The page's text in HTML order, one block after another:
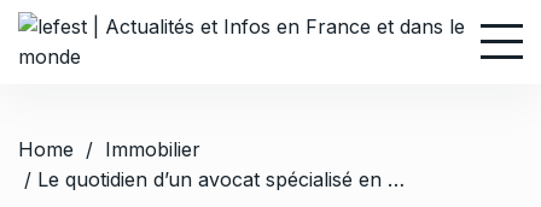
Home / Immobilier
/ Le quotidien d’un avocat spécialisé en droit immobilier dans une métropole en pleine mutation